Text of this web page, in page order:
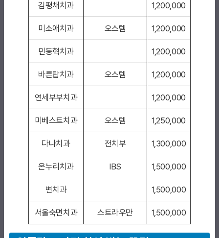
김평채치과 1,200,000
미소애치과 오스템 1,200,000
민동혁치과 1,200,000
바른탑치과 오스템 1,200,000
연세부부치과 1,200,000
미베스트치과 오스템 1,250,000
다나치과 전치부 1,300,000
온누리치과 IBS 1,500,000
변치과 1,500,000
서울숙면치과 스트라우만 1,500,000